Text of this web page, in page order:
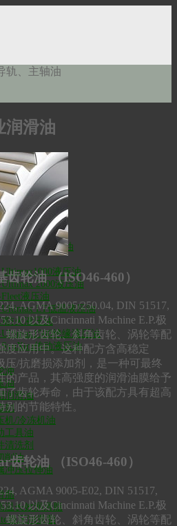
科技
高温润滑油
高温链条润滑油
液压油
2000液压油
Fleet液压油
LT低温液压油
防火液压油
绝缘液压油
传动液压油
油
油
润滑油
剂
机/冷冻机油
工具油
清洗剂
削油
冲压拉伸油
脂
温长效润滑脂
极压润滑脂
轨、主轴油
润滑油
轮油 （ISO46-460）
AGMA 9005/250.04, DIN 51517,
以及Cincinnati Machine E.P.极
螺旋形齿轮、斜角齿轮、涡轮等配
度应用中。这种配方含高稳定
压/抗磨损添加剂，是一种可最终
的产品，其高强度的润滑油膜给予
了齿轮寿命，由于该配方具有超高
的节能特性。
轮油 （ISO46-460）
AGMA 9005-E02, DIN 51517,
以及Cincinnati Machine E.P.极
螺旋形齿轮、斜角齿轮、涡轮等配